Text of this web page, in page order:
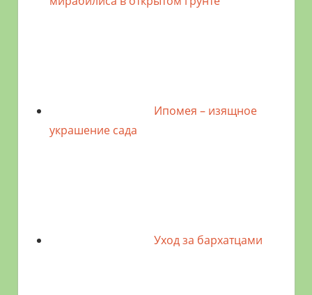
Ипомея – изящное
украшение сада
Уход за бархатцами